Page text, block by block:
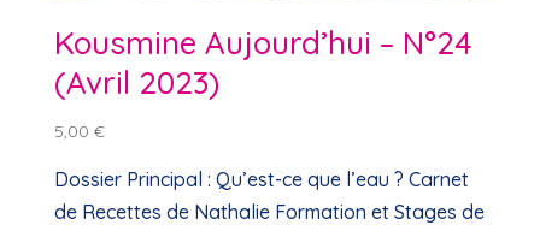
Kousmine Aujourd’hui – N°24
(Avril 2023)
5,00 €
Dossier Principal : Qu’est-ce que l’eau ? Carnet
de Recettes de Nathalie Formation et Stages de